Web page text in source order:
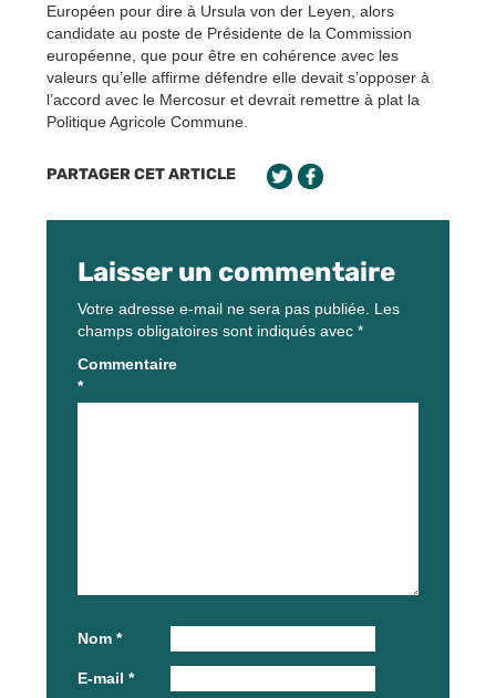
Européen pour dire à Ursula von der Leyen, alors
candidate au poste de Présidente de la Commission
européenne, que pour être en cohérence avec les
valeurs qu’elle affirme défendre elle devait s’opposer à
l’accord avec le Mercosur et devrait remettre à plat la
Politique Agricole Commune.
PARTAGER CET ARTICLE
Laisser un commentaire
Votre adresse e-mail ne sera pas publiée. Les
champs obligatoires sont indiqués avec *
Commentaire
*
Nom *
E-mail *